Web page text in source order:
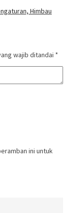
Himbau
wajib ditandai *
ini untuk